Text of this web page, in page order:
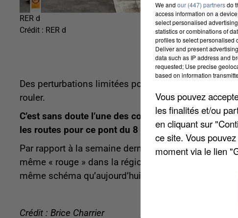
RER d
Crédit : RER d
Des perturbations limitées pour les TGV, jusqu'à
rouler.
C’est sans doute l’une des conséquences de
les routes pour ce pont du 8 mai.
Par rapport à la semaine dernière avec le 1er mai. La
même « rouge » dans la région lyonnaise. Ca
même schéma qu’aujourd’hui.
Crédit : Brice Charrier
We and our (447) partnersdo
access information on a
select personalised
statistics or combinations of
profiles to select personalised
Deliver and present
data such as IP address and
requested; Use precise
based on information
Vous pouvez
les finalités et/ou
en cliquant sur
ce site. Vous
moment via le lien